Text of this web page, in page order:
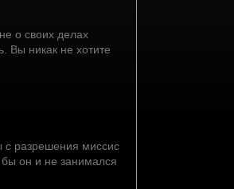
о своих делах
Вы никак не хотите
разрешения миссис
он и не занимался